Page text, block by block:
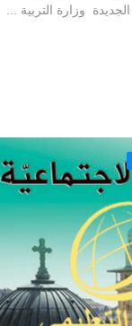
وزارة التربية ...